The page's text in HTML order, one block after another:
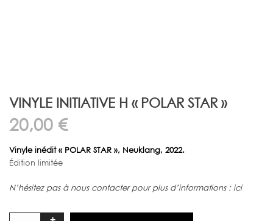
VINYLE INITIATIVE H « POLAR STAR »
20,00 €
Vinyle inédit « POLAR STAR », Neuklang, 2022.
Édition limitée
N’hésitez pas à nous contacter pour plus d’informations : ici